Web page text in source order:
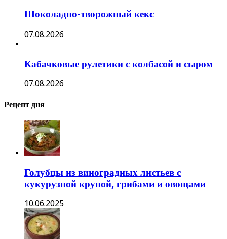
Шоколадно-творожный кекс
07.08.2026
Кабачковые рулетики с колбасой и сыром
07.08.2026
Рецепт дня
Голубцы из виноградных листьев с
кукурузной крупой, грибами и овощами
10.06.2025